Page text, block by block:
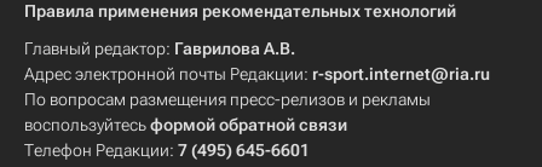
Правила применения рекомендательных технологий
Главный редактор: Гаврилова А.В.
Адрес электронной почты Редакции: r-sport.internet@ria.ru
По вопросам размещения пресс-релизов и рекламы
воспользуйтесьформой обратной связи
Телефон Редакции: 7 (495) 645-6601